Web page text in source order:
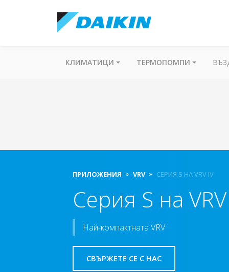
КЛИМАТИЦИ ТЕРМОПОМПИ
ПРИЛОЖЕНИЯ VRV СЕРИЯ S НА VRV IV
Серия S на
Най-компактната VRV
СВЪРЖЕТЕ СЕ С НАС